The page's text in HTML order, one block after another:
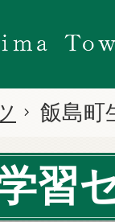
飯島町
習